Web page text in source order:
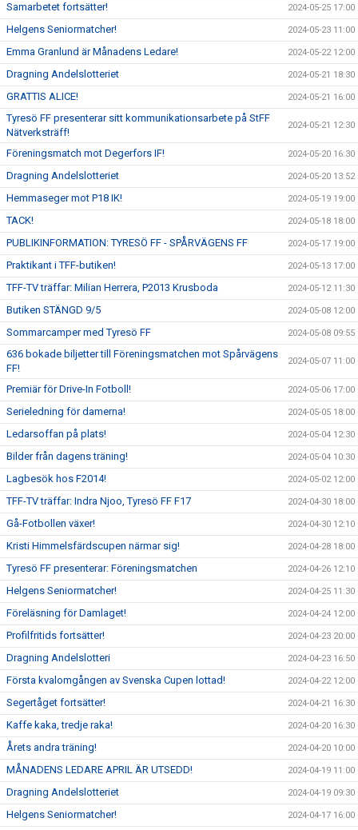
Samarbetet fortsätter! 2024-05-25 17:00
Helgens Seniormatcher! 2024-05-23 11:00
Emma Granlund är Månadens Ledare! 2024-05-22 12:00
Dragning Andelslotteriet 2024-05-21 18:30
GRATTIS ALICE! 2024-05-21 16:00
Tyresö FF presenterar sitt kommunikationsarbete på StFF
Nätverksträff!
2024-05-21 12:30
Föreningsmatch mot Degerfors IF! 2024-05-20 16:30
Dragning Andelslotteriet 2024-05-20 13:52
Hemmaseger mot P18 IK! 2024-05-19 19:00
TACK! 2024-05-18 18:00
PUBLIKINFORMATION: TYRESÖ FF - SPÅRVÄGENS FF 2024-05-17 19:00
Praktikant i TFF-butiken! 2024-05-13 17:00
TFF-TV träffar: Milian Herrera, P2013 Krusboda 2024-05-12 11:30
Butiken STÄNGD 9/5 2024-05-08 12:00
Sommarcamper med Tyresö FF 2024-05-08 09:55
636 bokade biljetter till Föreningsmatchen mot Spårvägens
FF!
2024-05-07 11:00
Premiär för Drive-In Fotboll! 2024-05-06 17:00
Serieledning för damerna! 2024-05-05 18:00
Ledarsoffan på plats! 2024-05-04 12:30
Bilder från dagens träning! 2024-05-04 10:30
Lagbesök hos F2014! 2024-05-02 12:00
TFF-TV träffar: Indra Njoo, Tyresö FF F17 2024-04-30 18:00
Gå-Fotbollen växer! 2024-04-30 12:10
Kristi Himmelsfärdscupen närmar sig! 2024-04-28 18:00
Tyresö FF presenterar: Föreningsmatchen 2024-04-26 12:10
Helgens Seniormatcher! 2024-04-25 11:30
Föreläsning för Damlaget! 2024-04-24 12:00
Profilfritids fortsätter! 2024-04-23 20:00
Dragning Andelslotteri 2024-04-23 16:50
Första kvalomgången av Svenska Cupen lottad! 2024-04-22 12:00
Segertåget fortsätter! 2024-04-21 16:30
Kaffe kaka, tredje raka! 2024-04-20 16:30
Årets andra träning! 2024-04-20 10:00
MÅNADENS LEDARE APRIL ÄR UTSEDD! 2024-04-19 11:00
Dragning Andelslotteriet 2024-04-19 09:30
Helgens Seniormatcher! 2024-04-17 16:00